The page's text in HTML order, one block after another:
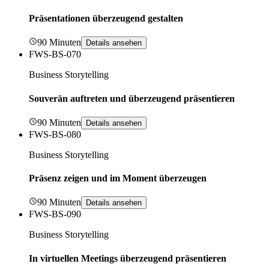
Präsentationen überzeugend gestalten
90 Minuten Details ansehen
FWS-BS-070
Business Storytelling
Souverän auftreten und überzeugend präsentieren
90 Minuten Details ansehen
FWS-BS-080
Business Storytelling
Präsenz zeigen und im Moment überzeugen
90 Minuten Details ansehen
FWS-BS-090
Business Storytelling
In virtuellen Meetings überzeugend präsentieren